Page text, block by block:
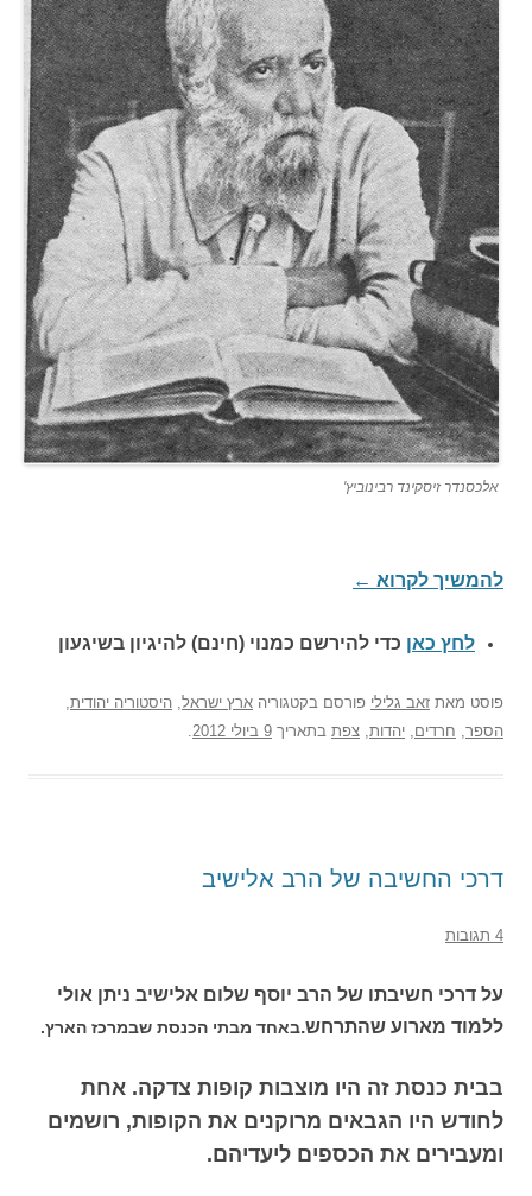
אלכסנדר זיסקינד רבינוביץ'
להמשיך לקרוא ←
לחץ כאן כדי להירשם כמנוי (חינם) להיגיון בשיגעון
פוסט מאת זאב גלילי פורסם בקטגוריה ארץ ישראל, היסטוריה יהודית,
הספר, חרדים, יהדות, צפת בתאריך 9 ביולי 2012 .
דרכי החשיבה של הרב אלישיב
4 תגובות
על דרכי חשיבתו של הרב יוסף שלום אלישיב ניתן אולי
ללמוד מארוע שהתרחש.באחד מבתי הכנסת שבמרכז הארץ.
בבית כנסת זה היו מוצבות קופות צדקה. אחת
לחודש היו הגבאים מרוקנים את הקופות, רושמים
ומעבירים את הכספים ליעדיהם.